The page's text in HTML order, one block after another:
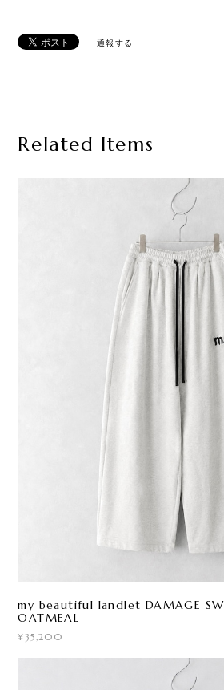
通報する
Related Items
my beautiful landlet DAMAGE
OATMEAL
¥35,200